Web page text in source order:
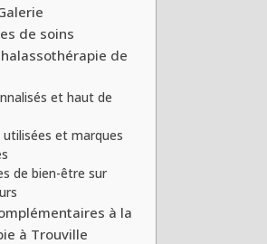
de soins
de
et haut de
utilisées et marques
de bien-être sur
à la
à Trouville